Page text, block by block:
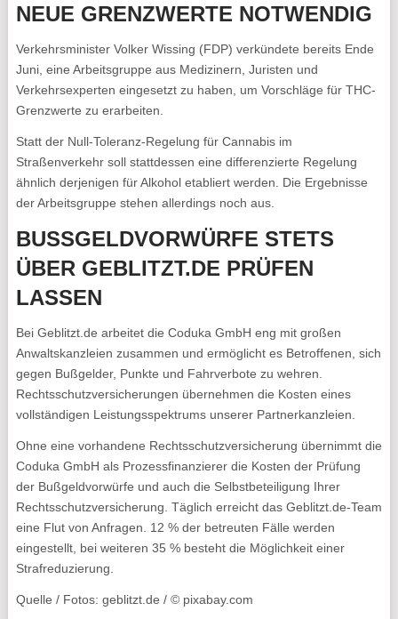
NEUE GRENZWERTE NOTWENDIG
Verkehrsminister Volker Wissing (FDP) verkündete bereits Ende
Juni, eine Arbeitsgruppe aus Medizinern, Juristen und
Verkehrsexperten eingesetzt zu haben, um Vorschläge für THC-
Grenzwerte zu erarbeiten.
Statt der Null-Toleranz-Regelung für Cannabis im
Straßenverkehr soll stattdessen eine differenzierte Regelung
ähnlich derjenigen für Alkohol etabliert werden. Die Ergebnisse
der Arbeitsgruppe stehen allerdings noch aus.
BUSSGELDVORWÜRFE STETS Ü
BER GEBLITZT.DE PRÜFEN L
ASSEN
Bei Geblitzt.de arbeitet die Coduka GmbH eng mit großen
Anwaltskanzleien zusammen und ermöglicht es Betroffenen, sich
gegen Bußgelder, Punkte und Fahrverbote zu wehren.
Rechtsschutzversicherungen übernehmen die Kosten eines
vollständigen Leistungsspektrums unserer Partnerkanzleien.
Ohne eine vorhandene Rechtsschutzversicherung übernimmt die
Coduka GmbH als Prozessfinanzierer die Kosten der Prüfung
der Bußgeldvorwürfe und auch die Selbstbeteiligung Ihrer
Rechtsschutzversicherung. Täglich erreicht das Geblitzt.de-Team
eine Flut von Anfragen. 12 % der betreuten Fälle werden
eingestellt, bei weiteren 35 % besteht die Möglichkeit einer
Strafreduzierung.
Quelle / Fotos: geblitzt.de / © pixabay.com